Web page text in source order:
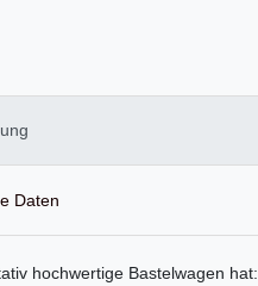
Daten
hochwertige Bastelwagen hat: